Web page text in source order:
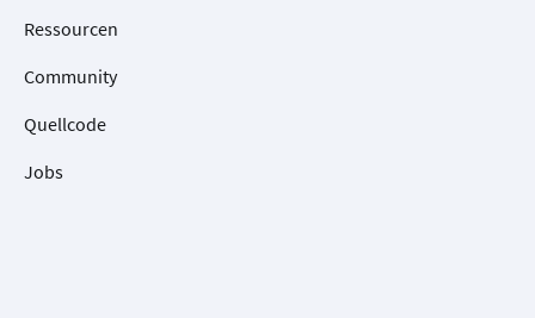
Ressourcen
Community
Quellcode
Jobs